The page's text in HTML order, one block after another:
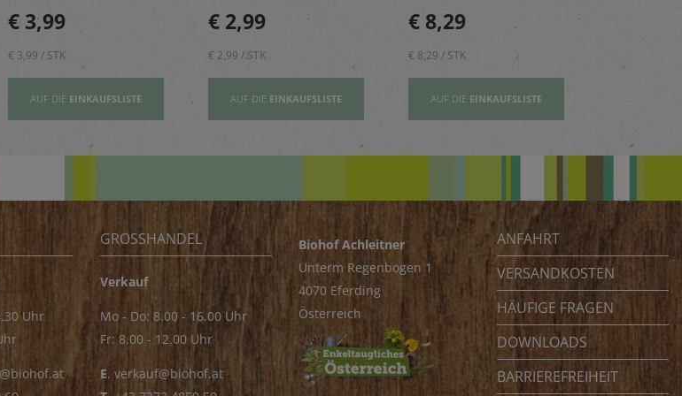
Exotik in köstliche Kuchen
& Kekse
€ 3,99
€ 3,99 / STK
AUF DIE EINKAUFSLISTE
und Pastagerichte ab.
€ 2,99
€ 2,99 / STK
AUF DIE EINKAUFSLISTE
Vitamin E und wertovllen
Omega-3-Fettsäuren
€ 8,29
€ 8,29 / STK
AUF DIE EINKAUFSLISTE
Uhr
GROSSHANDEL
Verkauf
Mo - Do: 8.00 - 16.00 Uhr
Fr: 8.00 - 12.00 Uhr
E. verkauf@biohof.at
Biohof Achleitner
Unterm Regenbogen 1
4070 Eferding
Österreich
ANFAHRT
VERSANDKOSTEN
HÄUFIGE FRAGEN
DOWNLOADS
BARRIEREFREIHEIT